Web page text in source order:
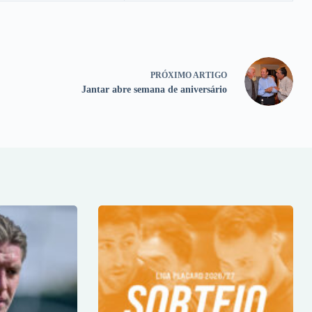
PRÓXIMO ARTIGO
Jantar abre semana de aniversário